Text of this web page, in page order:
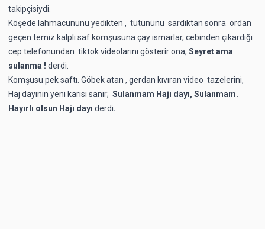
takipçisiydi.
Köşede lahmacununu yedikten , tütününü sardıktan sonra ordan
geçen temiz kalpli saf komşusuna çay ısmarlar, cebinden çıkardığı
cep telefonundan tiktok videolarını gösterir ona; Seyret ama
sulanma ! derdi.
Komşusu pek saftı. Göbek atan , gerdan kıvıran video tazelerini,
Haj dayının yeni karısı sanır; Sulanmam Hajı dayı, Sulanmam.
Hayırlı olsun Hajı dayı derdi.